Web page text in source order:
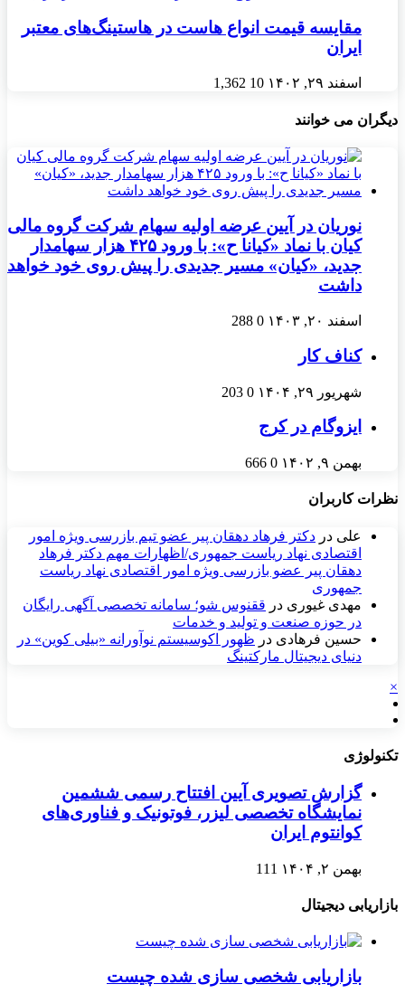
مقایسه قیمت انواع هاست در هاستینگ‌های معتبر
ایران
اسفند ۲۹, ۱۴۰۲ 10
1,362
دیگران می خوانند
نوریان در آیین عرضه اولیه سهام شرکت گروه مالی
کیان با نماد «کیانا ح»: با ورود ۴۲۵ هزار سهامدار
جدید، «کیان» مسیر جدیدی را پیش روی خود خواهد
داشت
اسفند ۲۰, ۱۴۰۳ 0
288
کناف کار
شهریور ۲۹, ۱۴۰۴ 0
203
ایزوگام در کرج
بهمن ۹, ۱۴۰۲ 0
666
نظرات کاربران
علی در دکتر فرهاد دهقان پیر عضو تيم بازرسی ويژه امور
اقتصادی نهاد رياست جمهوری/اظهارات مهم دکتر فرهاد
دهقان پیر عضو بازرسی ویژه امور اقتصادی نهاد ریاست
جمهوری
مهدی غیوری در ققنوس شو؛ سامانه تخصصی آگهی رایگان
در حوزه صنعت و تولید و خدمات
حسین فرهادی در ظهور اکوسیستم نوآورانه «بیلی کوین» در
دنیای دیجیتال مارکتینگ
×
تکنولوژی
گزارش تصویری آیین افتتاح رسمی ششمین
نمایشگاه تخصصی لیزر، فوتونیک و فناوری‌های
کوانتوم ایران
بهمن ۲, ۱۴۰۴ 111
بازاریابی دیجیتال
بازاریابی شخصی سازی شده چیست